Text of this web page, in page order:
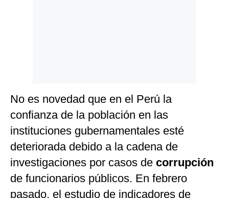
No es novedad que en el Perú la
confianza de la población en las
instituciones gubernamentales esté
deteriorada debido a la cadena de
investigaciones por casos de corrupción
de funcionarios públicos. En febrero
pasado, el estudio de indicadores de